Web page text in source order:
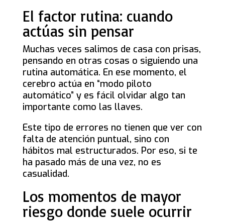
El factor rutina: cuando
actúas sin pensar
Muchas veces salimos de casa con prisas,
pensando en otras cosas o siguiendo una
rutina automática. En ese momento, el
cerebro actúa en “modo piloto
automático” y es fácil olvidar algo tan
importante como las llaves.
Este tipo de errores no tienen que ver con
falta de atención puntual, sino con
hábitos mal estructurados. Por eso, si te
ha pasado más de una vez, no es
casualidad.
Los momentos de mayor
riesgo donde suele ocurrir